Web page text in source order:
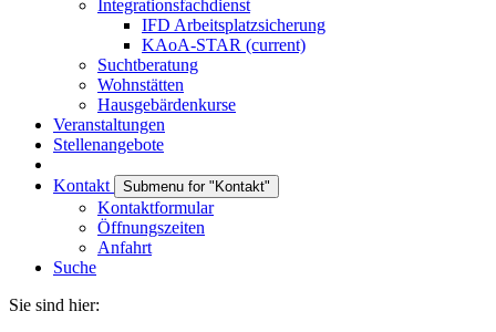
Integrationsfachdienst
IFD Arbeitsplatzsicherung
KAoA-STAR (current)
Suchtberatung
Wohnstätten
Hausgebärdenkurse
Veranstaltungen
Stellenangebote
Kontakt Submenu for "Kontakt"
Kontaktformular
Öffnungszeiten
Anfahrt
Suche
Sie sind hier: